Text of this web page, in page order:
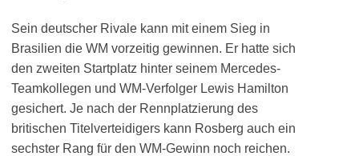
Sein deutscher Rivale kann mit einem Sieg in
Brasilien die WM vorzeitig gewinnen. Er hatte sich
den zweiten Startplatz hinter seinem Mercedes-
Teamkollegen und WM-Verfolger Lewis Hamilton
gesichert. Je nach der Rennplatzierung des
britischen Titelverteidigers kann Rosberg auch ein
sechster Rang für den WM-Gewinn noch reichen.